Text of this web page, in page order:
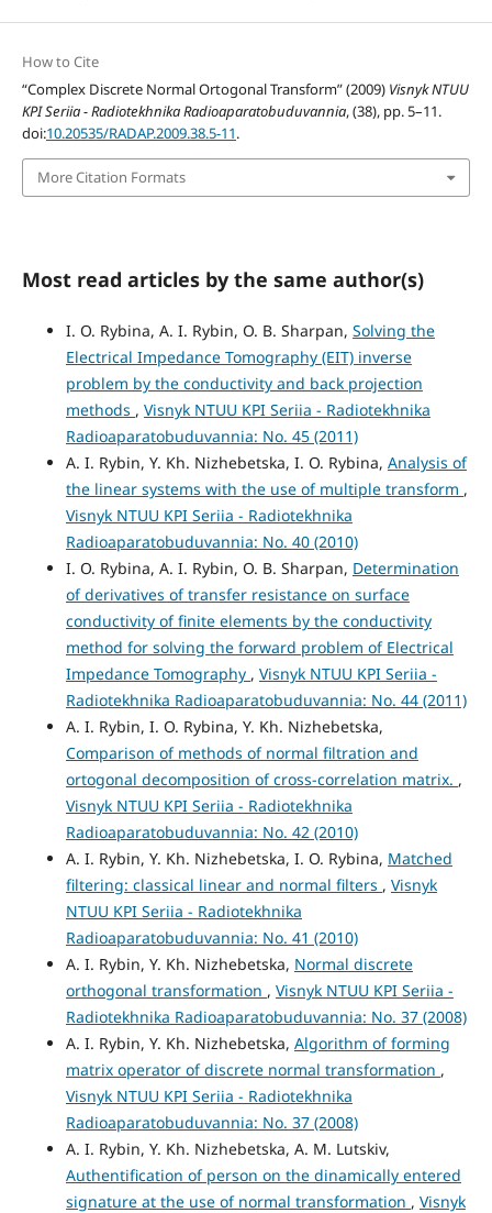
How to Cite
“Complex Discrete Normal Ortogonal Transform” (2009) Visnyk NTUU
KPI Seriia - Radiotekhnika Radioaparatobuduvannia, (38), pp. 5–11.
doi:10.20535/RADAP.2009.38.5-11.
More Citation Formats
Most read articles by the same author(s)
I. O. Rybina, A. I. Rybin, O. B. Sharpan, Solving the
Electrical Impedance Tomography (EIT) inverse
problem by the conductivity and back projection
methods , Visnyk NTUU KPI Seriia - Radiotekhnika
Radioaparatobuduvannia: No. 45 (2011)
A. I. Rybin, Y. Kh. Nizhebetska, I. O. Rybina, Analysis of
the linear systems with the use of multiple transform ,
Visnyk NTUU KPI Seriia - Radiotekhnika
Radioaparatobuduvannia: No. 40 (2010)
I. O. Rybina, A. I. Rybin, O. B. Sharpan, Determination
of derivatives of transfer resistance on surface
conductivity of finite elements by the conductivity
method for solving the forward problem of Electrical
Impedance Tomography , Visnyk NTUU KPI Seriia -
Radiotekhnika Radioaparatobuduvannia: No. 44 (2011)
A. I. Rybin, I. O. Rybina, Y. Kh. Nizhebetska,
Comparison of methods of normal filtration and
ortogonal decomposition of cross-correlation matrix. ,
Visnyk NTUU KPI Seriia - Radiotekhnika
Radioaparatobuduvannia: No. 42 (2010)
A. I. Rybin, Y. Kh. Nizhebetska, I. O. Rybina, Matched
filtering: classical linear and normal filters , Visnyk
NTUU KPI Seriia - Radiotekhnika
Radioaparatobuduvannia: No. 41 (2010)
A. I. Rybin, Y. Kh. Nizhebetska, Normal discrete
orthogonal transformation , Visnyk NTUU KPI Seriia -
Radiotekhnika Radioaparatobuduvannia: No. 37 (2008)
A. I. Rybin, Y. Kh. Nizhebetska, Algorithm of forming
matrix operator of discrete normal transformation ,
Visnyk NTUU KPI Seriia - Radiotekhnika
Radioaparatobuduvannia: No. 37 (2008)
A. I. Rybin, Y. Kh. Nizhebetska, A. M. Lutskiv,
Authentification of person on the dinamically entered
signature at the use of normal transformation , Visnyk